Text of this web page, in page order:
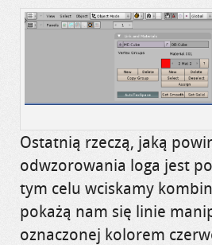
Ostatnią rzeczą, jaką
odwzorowania loga jest
tym celu wciskamy
pokażą nam się linie
oznaczonej kolorem